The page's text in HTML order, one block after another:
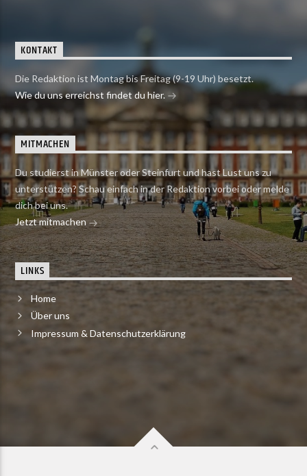
KONTAKT
Die Redaktion ist Montag bis Freitag (9-19 Uhr) besetzt.
Wie du uns erreichst findet du hier.
MITMACHEN
Du studierst in Münster oder Steinfurt und hast Lust uns zu
unterstützen? Schau einfach in der Redaktion vorbei oder melde
dich bei uns.
Jetzt mitmachen
LINKS
Home
Über uns
Impressum & Datenschutzerklärung